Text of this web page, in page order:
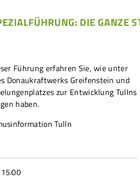
DIE GANZE
Führung erfahren Sie, wie unter
Donaukraftwerks Greifenstein und
zur Entwicklung Tullns
haben.
Tulln